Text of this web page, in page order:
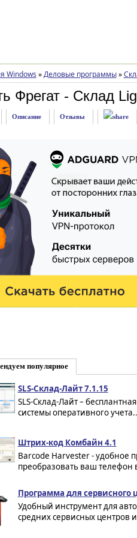
Windows » Деловые программы »
Фрегат - Склад
Описание Отзывы
популярное
SLS-Склад-Лайт 7.1.15
SLS-Склад-Лайт –
системы оперативного
Штрих-код Комбайн 4.1
Barcode Harvester - удобное
преобразовать ваш
Программа для сервисного
Удобный инструмент для
средних сервисных центров